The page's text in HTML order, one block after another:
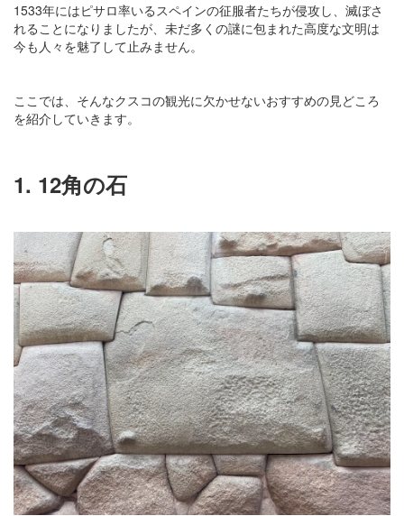
1533年にはピサロ率いるスペインの征服者たちが侵攻し、滅ぼさ
れることになりましたが、未だ多くの謎に包まれた高度な文明は
今も人々を魅了して止みません。
ここでは、そんなクスコの観光に欠かせないおすすめの見どころ
を紹介していきます。
1. 12角の石